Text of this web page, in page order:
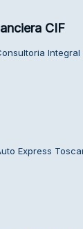
CIF
Integral
Express